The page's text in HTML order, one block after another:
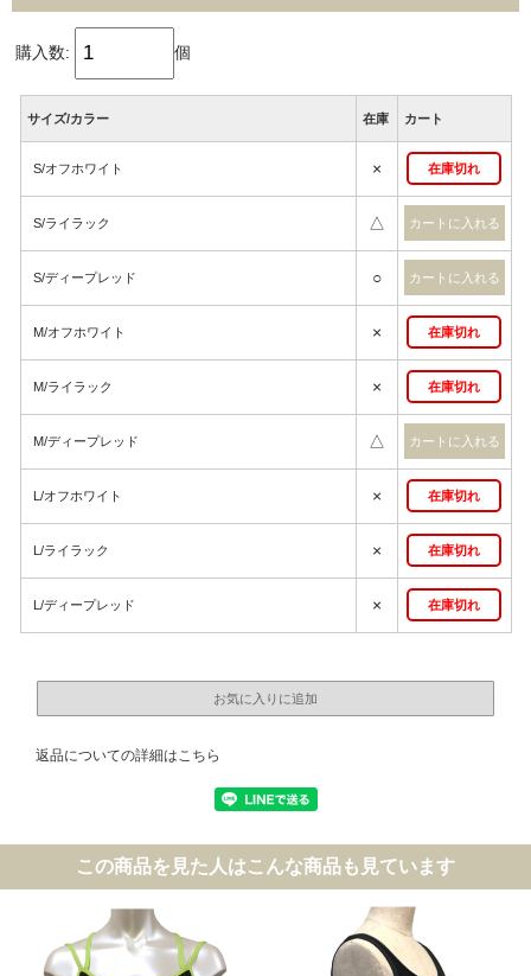
購入数: 個
サイズ/カラー 在庫 カート
S/オフホワイト × 在庫切れ
S/ライラック △
S/ディープレッド ○
M/オフホワイト × 在庫切れ
M/ライラック × 在庫切れ
M/ディープレッド △
L/オフホワイト × 在庫切れ
L/ライラック × 在庫切れ
L/ディープレッド × 在庫切れ
返品についての詳細はこちら
この商品を見た人はこんな商品も見ています